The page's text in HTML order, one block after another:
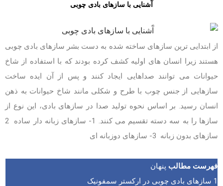
آَشنایی با سازهای بادی چوبی
از ابتدایی ترین سازهای ساخته شده به دست بشر سازهای بادی چوبی
هستند زیرا انسان های اولیه کشف کرده بودند که با استفاده از شاخ
حیوانات می توانند صداهایی ایجاد کنند و پس از آن ایده ساخت
سازهایی از جنس چوب با طرح و شکلی مانند شاخ حیوانات به ذهن
انسان رسید. بر اساس نحوه تولید صدا در سازهای بادی، این نوع از
سازها را به سه دسته تقسیم می کنند. 1- سازهای زبانه دار ساده 2
سازهای بدون زبانه 3- سازهای دوزبانه ای
فهرست مطالب پنهان
1 سازهای بادی چوبی در ارکستر سمفونیک